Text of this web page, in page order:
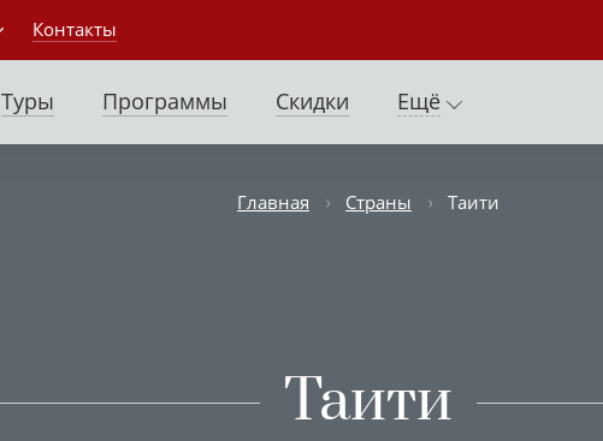
Контакты
Туры Программы Скидки Ещё
Главная Страны Таити
Таити